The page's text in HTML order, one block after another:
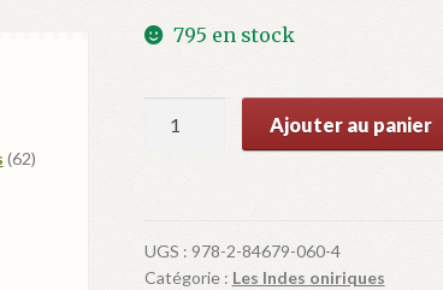
795 en stock
fils
Ajouter au panier
UGS : 978-2-84679-060-4
Catégorie : Les Indes oniriques
6262